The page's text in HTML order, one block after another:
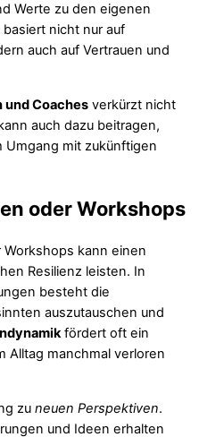
Werte zu den eigenen
nicht nur auf
auch auf Vertrauen und
Coaches verkürzt nicht
auch dazu beitragen,
Umgang mit zukünftigen
oder Workshops
Workshops kann einen
Resilienz leisten. In
besteht die
auszutauschen und
fördert oft ein
Alltag manchmal verloren
zu neuen Perspektiven.
und Ideen erhalten